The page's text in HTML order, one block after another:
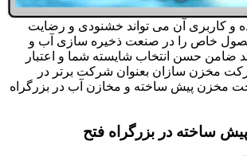
و کاربری آن می تواند خشنودی و رضایت
خاص را در صنعت ذخیره سازی آب و
ضامن حسن انتخاب شایسته شما و اعتبار
مخزن سازان بعنوان شرکت برتر در
مخزن پیش ساخته و مخازن آب در بزرگراه
ساخته در بزرگراه فتح